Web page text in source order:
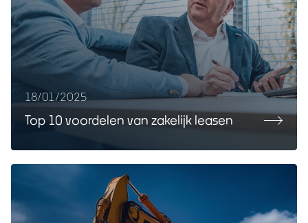
18/01/2025
Top 10 voordelen van zakelijk leasen